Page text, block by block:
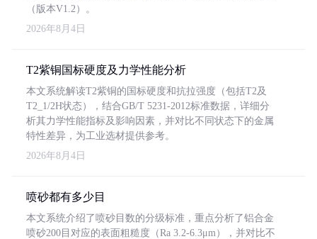
（版本V1.2）。
2026年8月4日
T2紫铜国标硬度及力学性能分析
本文系统解读T2紫铜的国标硬度和抗拉强度（包括T2及
T2_1/2H状态），结合GB/T 5231-2012标准数据，详细分
析其力学性能指标及影响因素，并对比不同状态下的金属
特性差异，为工业选材提供参考。
2026年8月4日
喷砂都有多少目
本文系统介绍了喷砂目数的分级标准，重点分析了铝合金
喷砂200目对应的表面粗糙度（Ra 3.2-6.3μm），并对比不